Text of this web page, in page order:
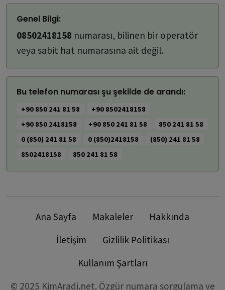
Genel Bilgi:
08502418158 numarası, bilinen bir operatör
veya sabit hat numarasına ait değil.
Bu telefon numarası şu şekilde de arandı:
+90 850 241 81 58
+90 8502418158
+90 850 2418158
+90 850 241 81 58
850 241 81 58
0 (850) 241 81 58
0 (850)2418158
(850) 241 81 58
8502418158
850 241 81 58
Ana Sayfa Makaleler
Hakkında
İletişim
Gizlilik Politikası
Kullanım Şartları
© 2025 KimAradi.net. Özgür numara sorgulama ve